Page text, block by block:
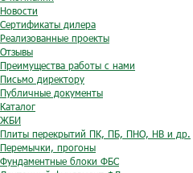
Новости
Сертификаты дилера
Реализованные проекты
Отзывы
Преимущества работы с нами
Письмо директору
Публичные документы
Каталог
ЖБИ
Плиты перекрытий ПК, ПБ, ПНО, НВ и др.
Перемычки, прогоны
Фундаментные блоки ФБС